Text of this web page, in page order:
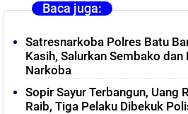
Baca juga:
Satresnarkoba Polres Batu
Kasih, Salurkan Sembako dan
Narkoba
Sopir Sayur Terbangun, Uang
Raib, Tiga Pelaku Dibekuk